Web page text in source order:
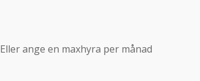
Eller ange en maxhyra per månad